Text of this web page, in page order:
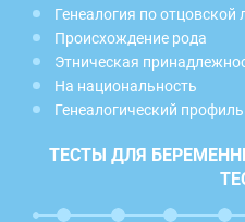
Генеалогия по отцовской
Происхождение рода
Этническая
На национальность
Генеалогический профиль
ТЕСТЫ ДЛЯ